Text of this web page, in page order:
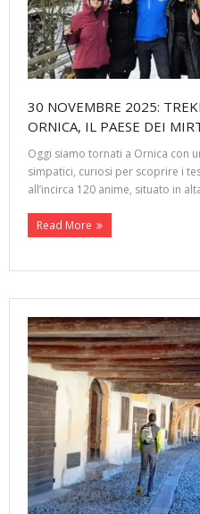
30 NOVEMBRE 2025:
ORNICA, IL PAESE DEI
Oggi siamo tornati a Ornica con
simpatici, curiosi per scoprire i
all’incirca 120 anime, situato in
Read More